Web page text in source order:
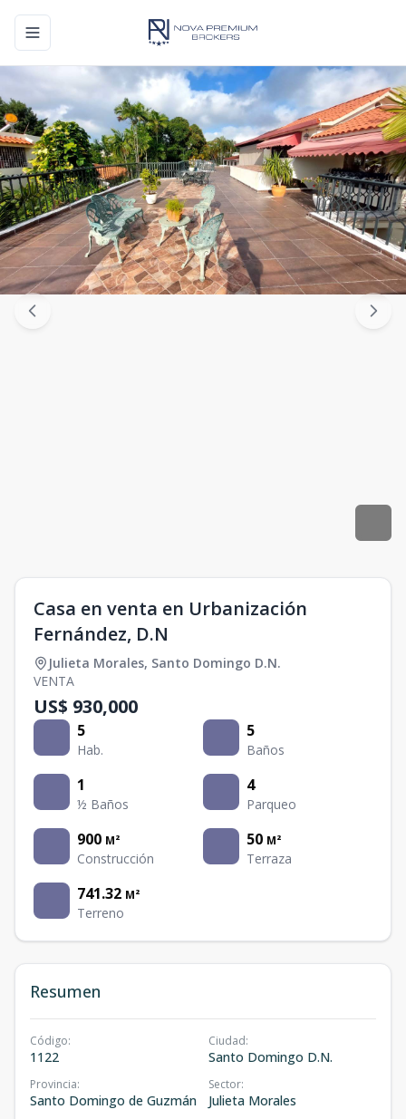
Toggle navigation menu
Casa en venta en Urbanización
Fernández, D.N
Julieta Morales, Santo Domingo D.N.
VENTA
US$ 930,000
5
Hab.
5
Baños
1
½ Baños
4
Parqueo
900 M²
Construcción
50 M²
Terraza
741.32 M²
Terreno
Resumen
Código:
1122
Ciudad:
Santo Domingo D.N.
Provincia:
Santo Domingo de Guzmán
Sector:
Julieta Morales